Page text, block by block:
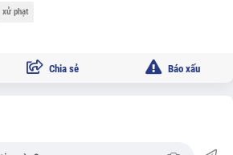
xử phạt
Chia sẻ Báo xấu